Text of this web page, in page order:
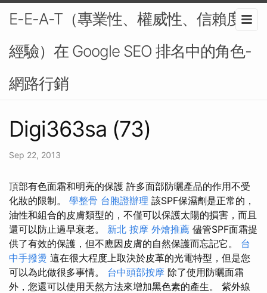
E-E-A-T（專業性、權威性、信賴度、
經驗）在 Google SEO 排名中的角色-
網路行銷
Digi363sa (73)
Sep 22, 2013
頂部有色面霜和明亮的保護 許多面部防曬產品的作用不受
化妝的限制。 學整骨 台胞證辦理 該SPF保濕劑是正常的，
油性和組合的皮膚類型的，不僅可以保護太陽的損害，而且
還可以防止過早衰老。 新北 按摩 外燴推薦 儘管SPF面霜提
供了有效的保護，但不應因皮膚的自然保護而忘記它。 台
中手撥燙 這在很大程度上取決於皮革的光電特型，但是您
可以為此做很多事情。 台中頭部按摩 除了使用防曬面霜
外，您還可以使用天然方法來增加黑色素的產生。 紫外線